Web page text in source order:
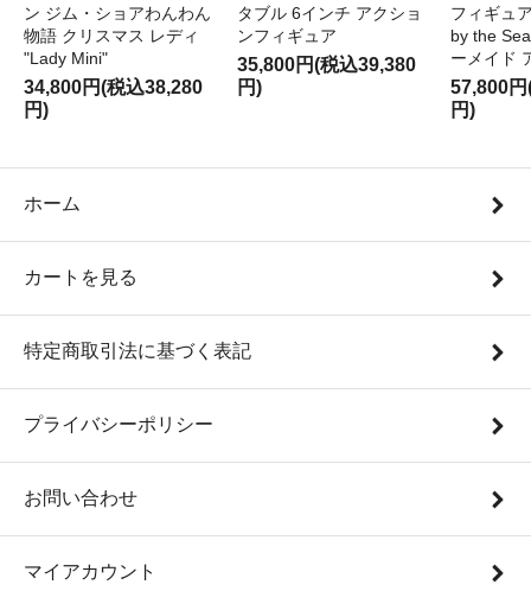
ン ジム・ショアわんわん
物語 クリスマス レディ
"Lady Mini"
34,800円(税込38,280
円)
タブル 6インチ アクショ
ンフィギュア
35,800円(税込39,380
円)
フィギュ
by the
ーメイド
57,800
円)
ホーム
カートを見る
特定商取引法に基づく表記
プライバシーポリシー
お問い合わせ
マイアカウント